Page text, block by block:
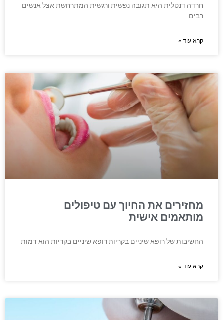
חרדה דנטלית היא תגובה נפשית ורגשית המתרחשת אצל אנשים
רבים
קרא עוד »
מחזירים את החיוך עם טיפולים
מותאמים אישית
החשיבות של רופא שיניים בקריות רופא שיניים בקריות הוא דמות
קרא עוד »